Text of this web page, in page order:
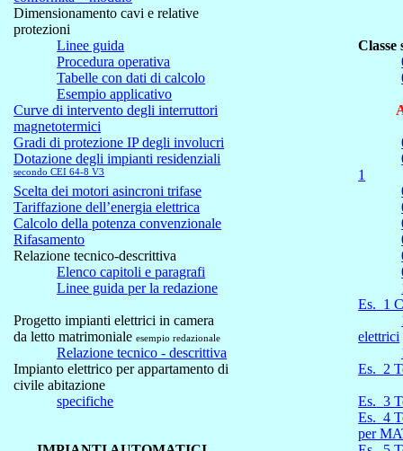
Dimensionamento cavi e relative
protezioni
Linee guida
Classe
Procedura operativa
Tabelle con dati di calcolo
Esempio applicativo
Curve di intervento degli interruttori
magnetotermici
Gradi di protezione IP degli involucri
Dotazione degli impianti residenziali
secondo CEI 64-8 V3
1
Scelta dei motori asincroni trifase
Tariffazione dell’energia elettrica
Calcolo della potenza convenzionale
Rifasamento
Relazione tecnico-descrittiva
Elenco capitoli e paragrafi
Linee guida per la redazione
Es. 1
Progetto impianti elettrici in camera
da letto matrimonialeesempio redazionale
elettrici
Relazione tecnico - descrittiva
Impianto elettrico per appartamento di
civile abitazione
Es. 2
specifiche Es. 3
Es. 4
per